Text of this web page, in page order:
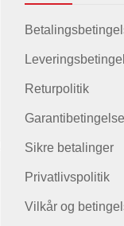
Returpolitik
Sikre betalinger
Privatlivspolitik
Vilkår og